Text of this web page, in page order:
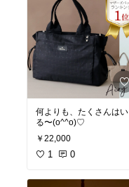
何よりも、たくさんはい
る〜(o^^o)♡
￥22,000
1 0